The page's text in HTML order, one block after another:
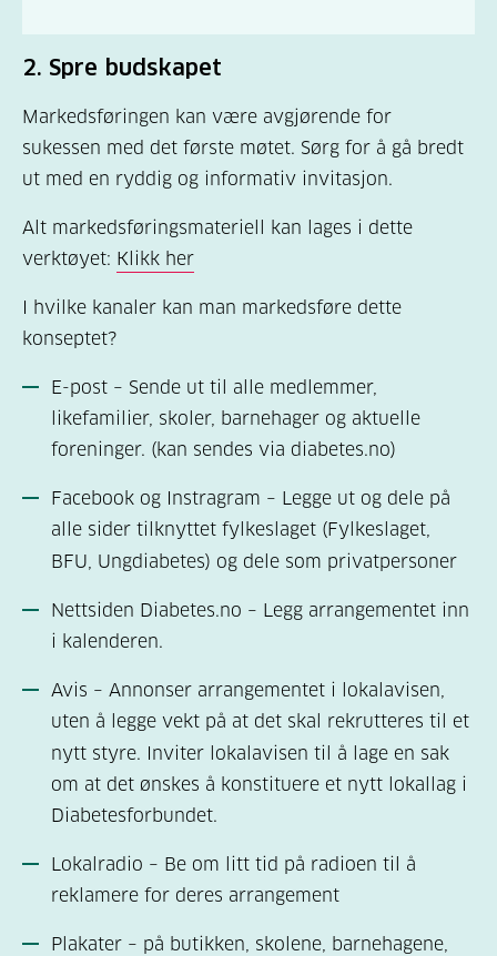
2. Spre budskapet
Markedsføringen kan være avgjørende for
sukessen med det første møtet. Sørg for å gå bredt
ut med en ryddig og informativ invitasjon.
Alt markedsføringsmateriell kan lages i dette
verktøyet: Klikk her
I hvilke kanaler kan man markedsføre dette
konseptet?
E-post – Sende ut til alle medlemmer,
likefamilier, skoler, barnehager og aktuelle
foreninger. (kan sendes via diabetes.no)
Facebook og Instragram – Legge ut og dele på
alle sider tilknyttet fylkeslaget (Fylkeslaget,
BFU, Ungdiabetes) og dele som privatpersoner
Nettsiden Diabetes.no – Legg arrangementet inn
i kalenderen.
Avis – Annonser arrangementet i lokalavisen,
uten å legge vekt på at det skal rekrutteres til et
nytt styre.
Inviter lokalavisen til å lage en sak
om at det ønskes å konstituere et nytt lokallag i
Diabetesforbundet.
Lokalradio – Be om litt tid på radioen til å
reklamere for deres arrangement
Plakater – på butikken, skolene, barnehagene,